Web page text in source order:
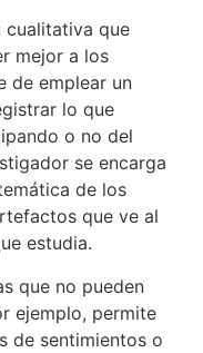
cualitativa que
mejor a los
de emplear un
lo que
o no del
se encarga
de los
que ve al
estudia.
que no pueden
ejemplo, permite
de sentimientos o